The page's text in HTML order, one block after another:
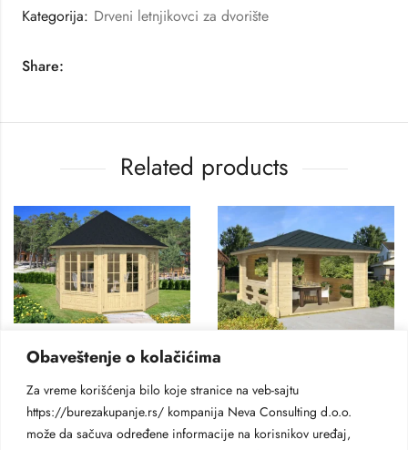
Obaveštenje o kolačićima
Za vreme korišćenja bilo koje stranice na veb-sajtu
https://burezakupanje.rs/ kompanija Neva Consulting d.o.o.
može da sačuva određene informacije na korisnikov uređaj,
Kategorija: Drveni letnjikovci za dvorište
Share:
Related products
Letnjikovac Emma
5.300€ 3.200